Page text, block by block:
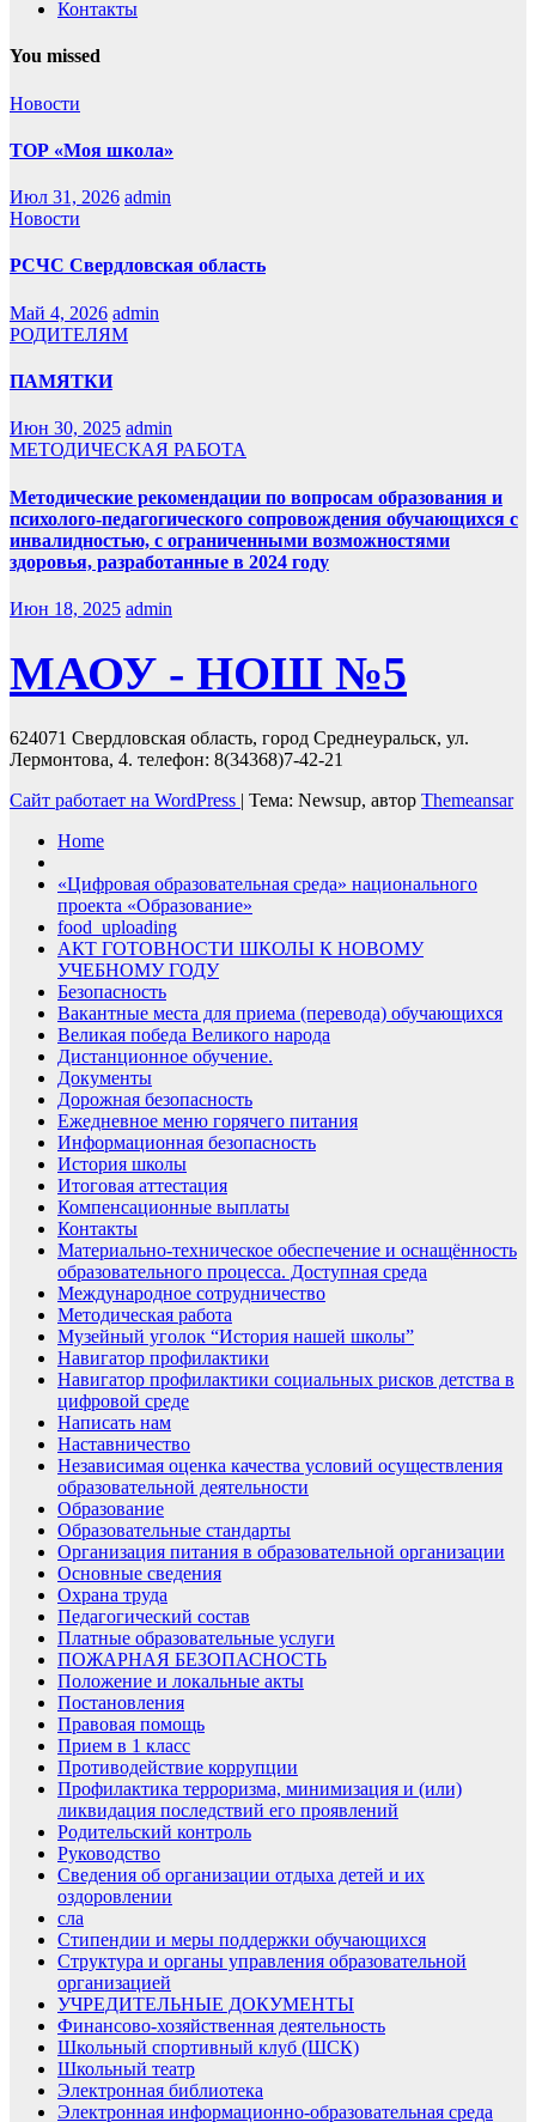
Контакты
You missed
Новости
ТОР «Моя школа»
Июл 31, 2026 admin
Новости
РСЧС Свердловская область
Май 4, 2026 admin
РОДИТЕЛЯМ
ПАМЯТКИ
Июн 30, 2025 admin
МЕТОДИЧЕСКАЯ РАБОТА
Методические рекомендации по вопросам образования и
психолого-педагогического сопровождения обучающихся с
инвалидностью, с ограниченными возможностями
здоровья, разработанные в 2024 году
Июн 18, 2025 admin
МАОУ - НОШ №5
624071 Свердловская область, город Среднеуральск, ул.
Лермонтова, 4. телефон: 8(34368)7-42-21
Сайт работает на WordPress | Тема: Newsup, автор Themeansar
Home
«Цифровая образовательная среда» национального
проекта «Образование»
food_uploading
АКТ ГОТОВНОСТИ ШКОЛЫ К НОВОМУ
УЧЕБНОМУ ГОДУ
Безопасность
Вакантные места для приема (перевода) обучающихся
Великая победа Великого народа
Дистанционное обучение.
Документы
Дорожная безопасность
Ежедневное меню горячего питания
Информационная безопасность
История школы
Итоговая аттестация
Компенсационные выплаты
Контакты
Материально-техническое обеспечение и оснащённость
образовательного процесса. Доступная среда
Международное сотрудничество
Методическая работа
Музейный уголок “История нашей школы”
Навигатор профилактики
Навигатор профилактики социальных рисков детства в
цифровой среде
Написать нам
Наставничество
Независимая оценка качества условий осуществления
образовательной деятельности
Образование
Образовательные стандарты
Организация питания в образовательной организации
Основные сведения
Охрана труда
Педагогический состав
Платные образовательные услуги
ПОЖАРНАЯ БЕЗОПАСНОСТЬ
Положение и локальные акты
Постановления
Правовая помощь
Прием в 1 класс
Противодействие коррупции
Профилактика терроризма, минимизация и (или)
ликвидация последствий его проявлений
Родительский контроль
Руководство
Сведения об организации отдыха детей и их
оздоровлении
сла
Стипендии и меры поддержки обучающихся
Структура и органы управления образовательной
организацией
УЧРЕДИТЕЛЬНЫЕ ДОКУМЕНТЫ
Финансово-хозяйственная деятельность
Школьный спортивный клуб (ШСК)
Школьный театр
Электронная библиотека
Электронная информационно-образовательная среда